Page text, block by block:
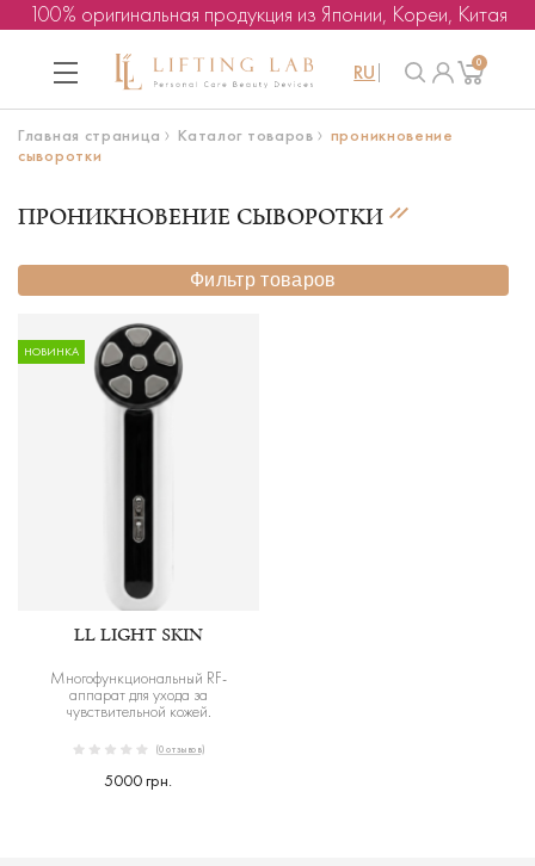
100% оригинальная продукция из Японии, Кореи, Китая
RU 0
Главная страница Каталог товаров
проникновение
сыворотки
ПРОНИКНОВЕНИЕ СЫВОРОТКИ
Фильтр товаров
НОВИНКА
LL LIGHT SKIN
Многофункциональный RF-
аппарат для ухода за
чувствительной кожей.
(0 отзывов)
5000 грн.